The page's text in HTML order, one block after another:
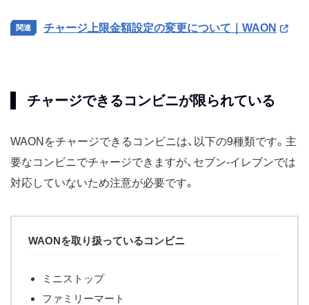
チャージ上限金額設定の変更について｜WAON
チャージできるコンビニが限られている
WAONをチャージできるコンビニは、以下の9種類です。主
要なコンビニでチャージできますが、セブン-イレブンでは
対応していないため注意が必要です。
WAONを取り扱っているコンビニ
ミニストップ
ファミリーマート